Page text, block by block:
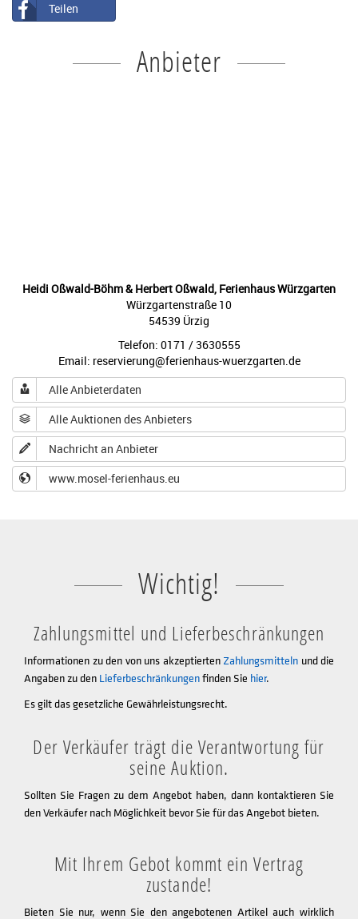
Teilen
Anbieter
Heidi Oßwald-Böhm & Herbert Oßwald, Ferienhaus Würzgarten
Würzgartenstraße 10
54539 Ürzig
Telefon: 0171 / 3630555
Email: reservierung@ferienhaus-wuerzgarten.de
Alle Anbieterdaten
Alle Auktionen des Anbieters
Nachricht an Anbieter
www.mosel-ferienhaus.eu
Wichtig!
Zahlungsmittel und Lieferbeschränkungen
Informationen zu den von uns akzeptierten Zahlungsmitteln und die
Angaben zu den Lieferbeschränkungenfinden Sie hier.
Es gilt das gesetzliche Gewährleistungsrecht.
Der Verkäufer trägt die Verantwortung für
seine Auktion.
Sollten Sie Fragen zu dem Angebot haben, dann kontaktieren Sie
den Verkäufer nach Möglichkeit bevor Sie für das Angebot bieten.
Mit Ihrem Gebot kommt ein Vertrag
zustande!
Bieten Sie nur, wenn Sie den angebotenen Artikel auch wirklich